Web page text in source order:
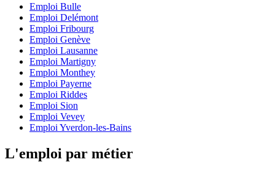
Emploi Bulle
Emploi Delémont
Emploi Fribourg
Emploi Genève
Emploi Lausanne
Emploi Martigny
Emploi Monthey
Emploi Payerne
Emploi Riddes
Emploi Sion
Emploi Vevey
Emploi Yverdon-les-Bains
L'emploi par métier